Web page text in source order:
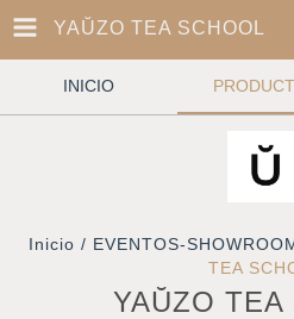
YAŬZO TEA SCHOOL
INICIO
Inicio / EVENTOS-
TEA
YAŬZO TEA